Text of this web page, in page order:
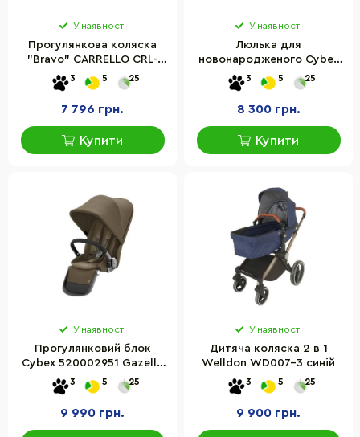
У наявності
Прогулянкова коляска
"Bravo" CARRELLO CRL-
8512 Spring Green
3 5 25
7 796 грн.
Купити
У наявності
Люлька для
новонародженого Cybex
520002287 Gazelle S Navy
Blue
3 5 25
8 300 грн.
Купити
У наявності
Прогулянковий блок
Cybex 520002951 Gazelle
S Classic Beige
3 5 25
9 990 грн.
У наявності
Дитяча коляска 2 в 1
Welldon WD007-3 синій
3 5 25
9 900 грн.